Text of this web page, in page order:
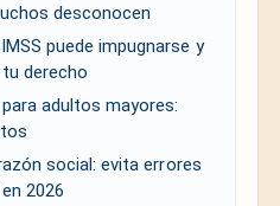
desconocen
puede impugnarse y
derecho
adultos mayores:
social: evita errores
2026